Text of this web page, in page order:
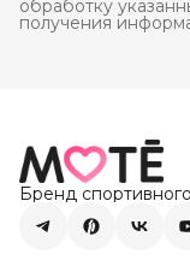
обработку
получения
Бренд